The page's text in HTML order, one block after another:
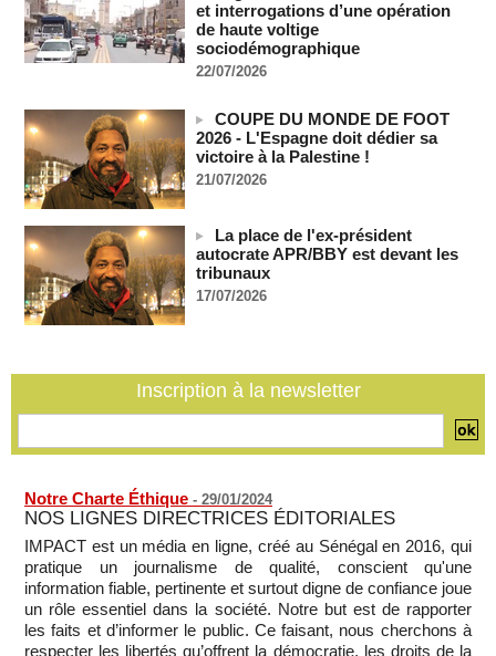
Deux soldats israéliens ont été tués et plusieurs autres
blessés lors d'une explosion dans le sud du Liban
05/08/2026 -
véhicules militaires au Mali
05/08/2026 -
RDC: entre 2000 et 5000 tonnes d'uranium exportées avec
le cobalt vers la Chine en 20 ans, selon une enquête
05/08/2026 -
Le plus vieux président du monde remanie l'armée, son
absence alimentant l'inquiétude
05/08/2026 -
Comment les rebelles font entrer des armes en Centrafrique
malgré l'embargo de l'ONU
Mali: la Cour suprême rejette la demande de libération du
militant Clément Dembélé
et interrogations d’une opération
de haute voltige
sociodémographique
22/07/2026
COUPE DU MONDE DE FOOT
2026 - L'Espagne doit dédier sa
victoire à la Palestine !
21/07/2026
La place de l'ex-président
autocrate APR/BBY est devant les
tribunaux
17/07/2026
Inscription à la newsletter
Notre Charte Éthique - 29/01/2024
NOS LIGNES DIRECTRICES ÉDITORIALES
IMPACT est un média en ligne, créé au Sénégal en 2016, qui
pratique un journalisme de qualité, conscient qu'une
information fiable, pertinente et surtout digne de confiance joue
un rôle essentiel dans la société. Notre but est de rapporter
les faits et d’informer le public. Ce faisant, nous cherchons à
respecter les libertés qu’offrent la démocratie, les droits de la